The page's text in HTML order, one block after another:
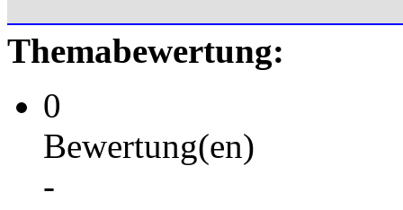
Themabewertung:
0
Bewertung(en)
-